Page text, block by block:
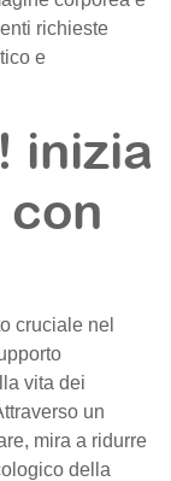
richieste
e
inizia
cruciale nel
vita dei
un
mira a ridurre
della